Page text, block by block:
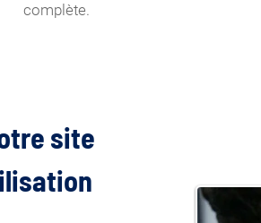
complète.
site